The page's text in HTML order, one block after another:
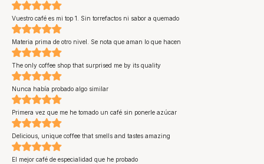
Vuestro café es mi top 1. Sin torrefactos ni sabor a quemado
Materia prima de otro nivel. Se nota que aman lo que hacen
The only coffee shop that surprised me by its quality
Nunca había probado algo similar
Primera vez que me he tomado un café sin ponerle azúcar
Delicious, unique coffee that smells and tastes amazing
El mejor café de especialidad que he probado